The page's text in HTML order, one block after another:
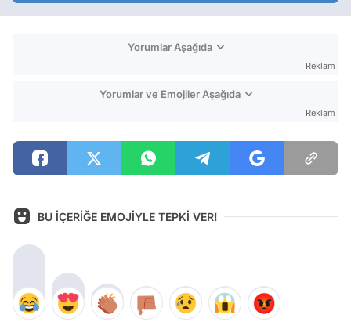
Yorumlar Aşağıda
Reklam
Yorumlar ve Emojiler Aşağıda
Reklam
BU İÇERİĞE EMOJİYLE TEPKİ VER!